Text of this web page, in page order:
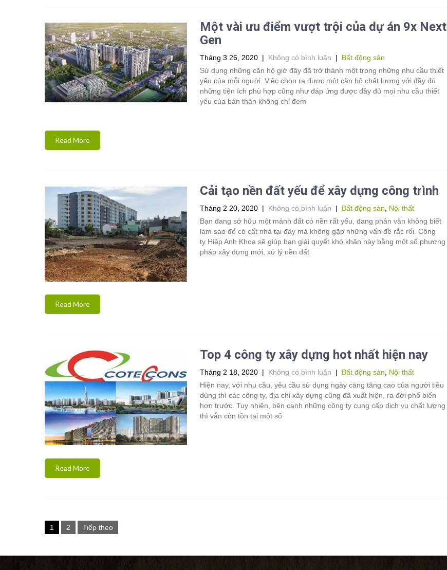
Một vài ưu điểm vượt trội của dự án 9x Next
Gen
Tháng 3 26, 2020 | Không có bình luận | Bất động sản
Sử dụng những căn hộ giờ đây đã trở thành một trong những nhu cầu thiết
yếu của mỗi người. Việc chọn ra được một căn hộ chất lượng với đầy đủ
những tiện ích phù hợp cũng như đáp ứng được đầy đủ mọi nhu cầu thiết
yếu của bản thân không chỉ đem
Read More
Cải tạo nền đất yếu để xây dựng công trình
Tháng 2 20, 2020 | Không có bình luận | Bất động sản
Nội thất
Bạn đang sở hữu một mảnh đất có nền rất yếu, đang phân vân không biết
làm sao để có cất nhà tại đây mà không gặp những vấn đề rắc rối. Công
ty Hiệp Anh Khoa sẽ giúp bạn giải quyết khó khăn này bằng một số phương
pháp xây dựng mới, xử lý nền đất
Read More
Top 4 công ty xây dựng hot nhất hiện nay
Tháng 2 18, 2020 | Không có bình luận | Bất động sản
Nội thất
Hiện nay, với nhu cầu, yêu cầu sử dụng ngày càng tăng cao của người tiêu
dùng thì các công ty, địa chỉ xây dựng cũng đã xuất hiện, ra đời phổ biến
hơn trước. Tuy nhiên, bên cạnh những công ty cung cấp dịch vụ chất lượng
thì vẫn còn tồn tại một số
Read More
Phân
trang
1 2 Tiếp theo